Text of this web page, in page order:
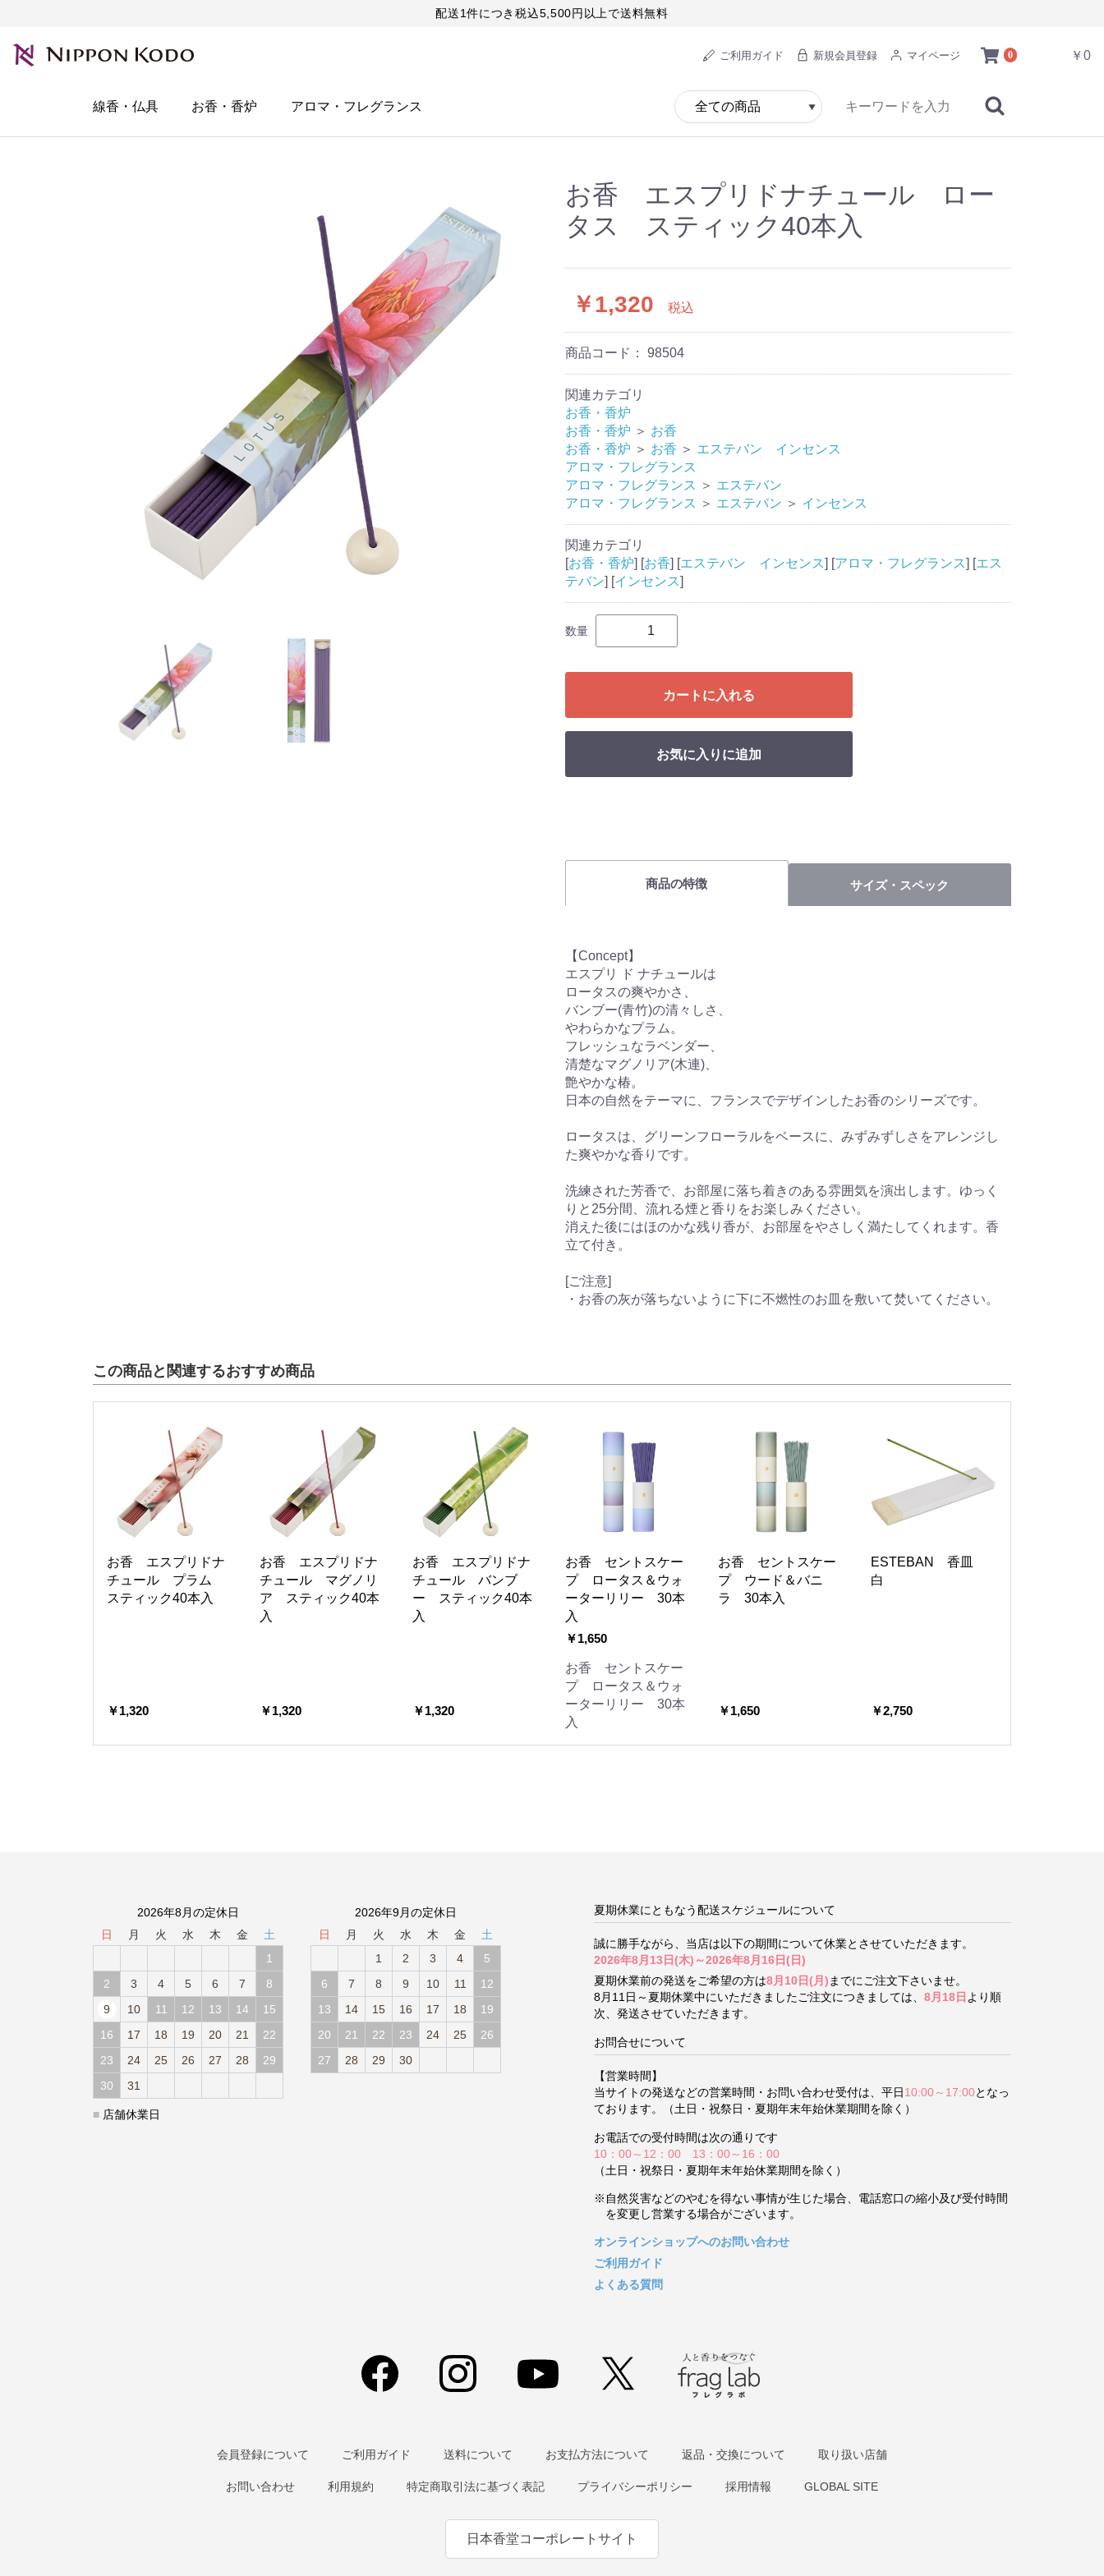
配送1件につき税込5,500円以上で送料無料
0 ￥0
ご利用ガイド 新規会員登録 マイページ
線香・仏具 お香・香炉 アロマ・フレグランス
お香 エスプリドナチュール ロー
タス スティック40本入
￥1,320 税込
商品コード： 98504
関連カテゴリ
お香・香炉
お香・香炉 ＞ お香
お香・香炉 ＞ お香 ＞ エステバン インセンス
アロマ・フレグランス
アロマ・フレグランス ＞ エステバン
アロマ・フレグランス ＞ エステバン ＞ インセンス
関連カテゴリ
[お香・香炉] [お香] [エステバン インセンス] [アロマ・フレグランス] [エス
テバン] [インセンス]
数量
カートに入れる
お気に入りに追加
商品の特徴 サイズ・スペック
【Concept】
エスプリ ド ナチュールは
ロータスの爽やかさ、
バンブー(青竹)の清々しさ、
やわらかなプラム。
フレッシュなラベンダー、
清楚なマグノリア(木連)、
艶やかな椿。
日本の自然をテーマに、フランスでデザインしたお香のシリーズです。
ロータスは、グリーンフローラルをベースに、みずみずしさをアレンジし
た爽やかな香りです。
洗練された芳香で、お部屋に落ち着きのある雰囲気を演出します。ゆっく
りと25分間、流れる煙と香りをお楽しみください。
消えた後にはほのかな残り香が、お部屋をやさしく満たしてくれます。香
立て付き。
[ご注意]
・お香の灰が落ちないように下に不燃性のお皿を敷いて焚いてください。
この商品と関連するおすすめ商品
お香 エスプリドナ
チュール プラム
スティック40本入
￥1,320
お香 エスプリドナ
チュール マグノリ
ア スティック40本
入
￥1,320
お香 エスプリドナ
チュール バンブ
ー スティック40本
入
￥1,320
お香 セントスケー
プ ロータス＆ウォ
ーターリリー 30本
入
￥1,650
お香 セントスケー
プ ロータス＆ウォ
ーターリリー 30本
入
お香 セントスケー
プ ウード＆バニ
ラ 30本入
￥1,650
ESTEBAN 香皿
白
￥2,750
2026年8月の定休日
日
月 火 水 木 金
土
1
2
3 4 5 6 7
8
9
10 11 12 13 14
15
16
17 18 19 20 21
22
23
24 25 26 27 28
29
30
31
2026年9月の定休日
日
月 火 水 木 金
土
1
2 3 4
5
6
7 8 9 10 11
12
13
14 15 16 17 18
19
20
21 22 23 24 25
26
27
28 29 30
■ 店舗休業日
夏期休業にともなう配送スケジュールについて
誠に勝手ながら、当店は以下の期間について休業とさせていただきます。
2026年8月13日(木)～2026年8月16日(日)
夏期休業前の発送をご希望の方は8月10日(月) までにご注文下さいませ。
8月11日～夏期休業中にいただきましたご注文につきましては、 8月18日 より順
次、発送させていただきます。
お問合せについて
【営業時間】
当サイトの発送などの営業時間・お問い合わせ受付は、平日10:00～17:00となっ
ております。（土日・祝祭日・夏期年末年始休業期間を除く）
お電話での受付時間は次の通りです
10：00～12：00 13：00～16：00
（土日・祝祭日・夏期年末年始休業期間を除く）
※自然災害などのやむを得ない事情が生じた場合、電話窓口の縮小及び受付時間
を変更し営業する場合がございます。
オンラインショップへのお問い合わせ
ご利用ガイド
よくある質問
会員登録について ご利用ガイド 送料について お支払方法について 返品・交換について 取り扱い店舗
お問い合わせ 利用規約 特定商取引法に基づく表記 プライバシーポリシー 採用情報 GLOBAL SITE
日本香堂コーポレートサイト